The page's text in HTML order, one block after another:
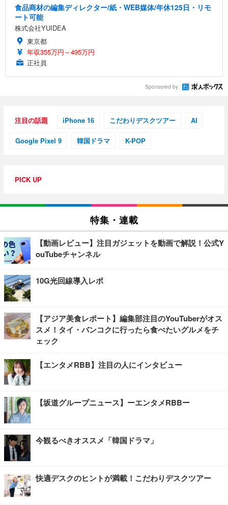
食品商材の編集ディレクター/紙・WEB媒体/年休125日・リモ
ート可能
株式会社YUIDEA
東京都
年収355万円～495万円
正社員
Sponsored by
注目の話題 iPhone 16 こだわりデスクツアー AI
Google Pixel 9 韓国ドラマ K-POP
PICK UP
特集・連載
【動画レビュー】注目ガジェットを動画で解説！公式Y
ouTubeチャンネル
10G光回線導入レポ
【アジア美食レポート】編集部注目のYouTuberがオス
スメ！タイ・バンコクに行ったら食べたいグルメをチ
ェック
【エンタメRBB】注目の人にインタビュー
【坂道グループニュース】ーエンタメRBBー
今観るべきオススメ「韓国ドラマ」
快適デスクのヒントが満載！こだわりデスクツアー